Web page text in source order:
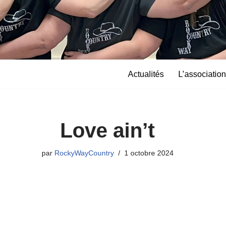
Actualités L’association
Love ain’t
par RockyWayCountry 1 octobre 2024